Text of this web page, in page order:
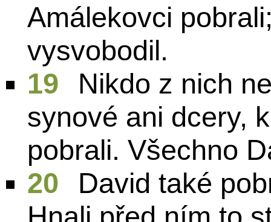
Amálekovci
vysvobodil.
19
Nikdo z nich
synové ani dcery,
pobrali. Všechno
20
David také